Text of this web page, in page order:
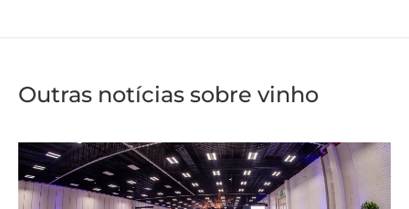
Outras notícias sobre vinho